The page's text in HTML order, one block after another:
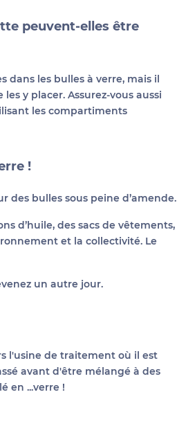
peuvent-elles être
dans les bulles à verre, mais il
y placer. Assurez-vous aussi
les compartiments
!
des bulles sous peine d’amende.
d’huile, des sacs de vêtements,
et la collectivité. Le
un autre jour.
l'usine de traitement où il est
avant d'être mélangé à des
en ...verre !